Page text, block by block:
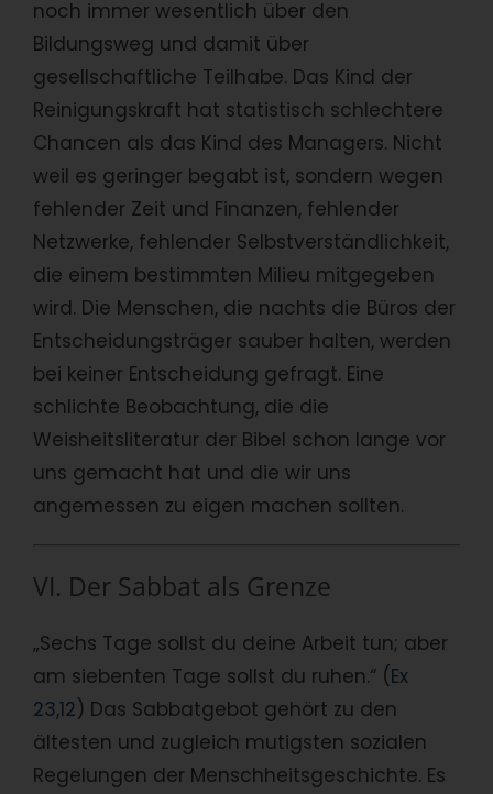
noch immer wesentlich über den
Bildungsweg und damit über
gesellschaftliche Teilhabe. Das Kind der
Reinigungskraft hat statistisch schlechtere
Chancen als das Kind des Managers. Nicht
weil es geringer begabt ist, sondern wegen
fehlender Zeit und Finanzen, fehlender
Netzwerke, fehlender Selbstverständlichkeit,
die einem bestimmten Milieu mitgegeben
wird. Die Menschen, die nachts die Büros der
Entscheidungsträger sauber halten, werden
bei keiner Entscheidung gefragt. Eine
schlichte Beobachtung, die die
Weisheitsliteratur der Bibel schon lange vor
uns gemacht hat und die wir uns
angemessen zu eigen machen sollten.
VI. Der Sabbat als Grenze
„Sechs Tage sollst du deine Arbeit tun; aber
am siebenten Tage sollst du ruhen.“ (Ex
23,12) Das Sabbatgebot gehört zu den
ältesten und zugleich mutigsten sozialen
Regelungen der Menschheitsgeschichte. Es